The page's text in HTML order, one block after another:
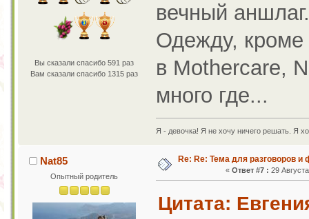
Вы сказали спасибо 591 раз
Вам сказали спасибо 1315 раз
вечный аншлаг.
Одежду, кроме
в Mothercare,
много где...
Я - девочка! Я не хочу ничего решать. Я
Nat85
Опытный родитель
Re: Re: Тема для разговоров и
« Ответ #7 : 29
Цитата: